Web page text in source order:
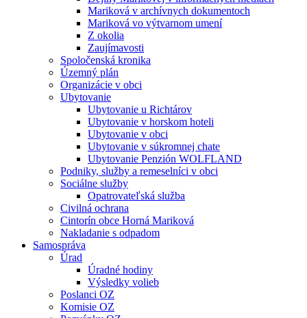
Mariková v archívnych dokumentoch
Mariková vo výtvarnom umení
Z okolia
Zaujímavosti
Spoločenská kronika
Územný plán
Organizácie v obci
Ubytovanie
Ubytovanie u Richtárov
Ubytovanie v horskom hoteli
Ubytovanie v obci
Ubytovanie v súkromnej chate
Ubytovanie Penzión WOLFLAND
Podniky, služby a remeselníci v obci
Sociálne služby
Opatrovateľská služba
Civilná ochrana
Cintorín obce Horná Mariková
Nakladanie s odpadom
Samospráva
Úrad
Úradné hodiny
Výsledky volieb
Poslanci OZ
Komisie OZ